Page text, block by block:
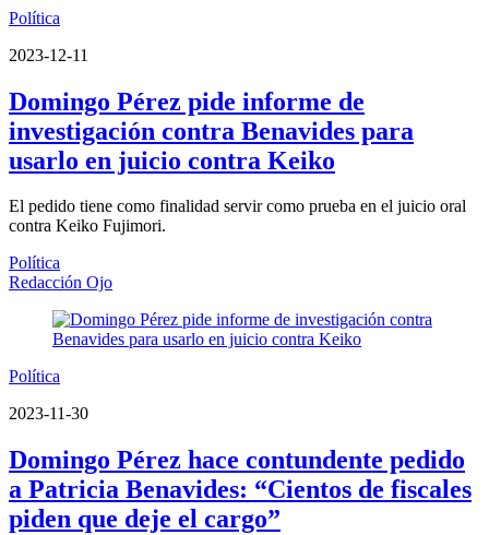
Política
2023-12-11
Domingo Pérez pide informe de
investigación contra Benavides para
usarlo en juicio contra Keiko
El pedido tiene como finalidad servir como prueba en el juicio oral
contra Keiko Fujimori.
Política
Redacción Ojo
Política
2023-11-30
Domingo Pérez hace contundente pedido
a Patricia Benavides: “Cientos de fiscales
piden que deje el cargo”